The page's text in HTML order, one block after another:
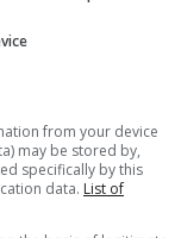
from your device
may be stored by,
specifically by this
data. List of